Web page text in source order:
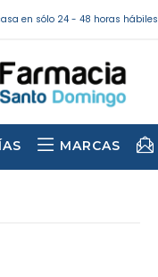
en sólo 24 - 48 horas hábiles
MARCAS